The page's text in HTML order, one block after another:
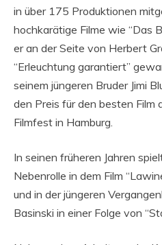
in über 175 Produktionen
hochkarätige Filme wie “Das
er an der Seite von Herbert
“Erleuchtung garantiert”
seinem jüngeren Bruder Jimi
den Preis für den besten Film
Filmfest in Hamburg.
In seinen früheren Jahren
Nebenrolle in dem Film
und in der jüngeren
Basinski in einer Folge von